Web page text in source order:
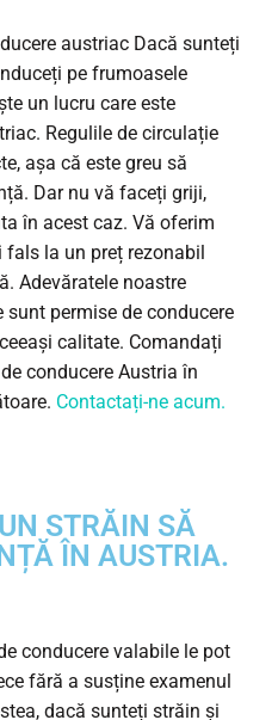
austriac Dacă sunteți
pe frumoasele
un lucru care este
Regulile de circulație
așa că este greu să
Dar nu vă faceți griji,
în acest caz. Vă oferim
la un preț rezonabil
Adevăratele noastre
permise de conducere
calitate. Comandați
conducere Austria în
Contactați-ne acum.
STRĂIN SĂ
ÎN AUSTRIA.
conducere valabile le pot
fără a susține examenul
dacă sunteți străin și